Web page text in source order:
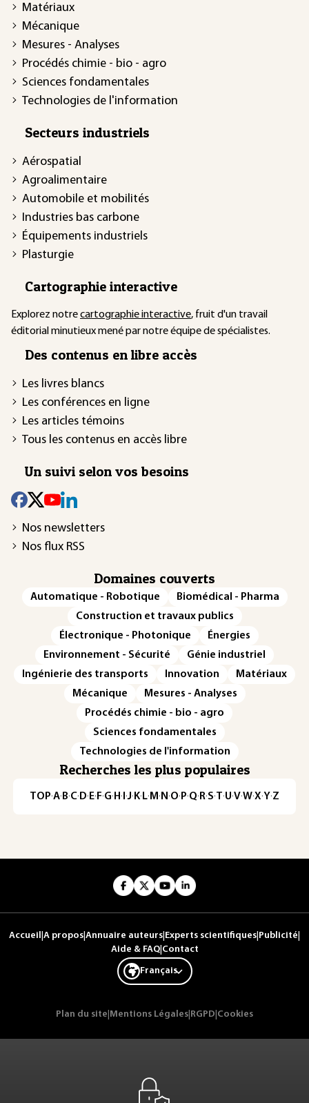
Matériaux
Mécanique
Mesures - Analyses
Procédés chimie - bio - agro
Sciences fondamentales
Technologies de l'information
Secteurs industriels
Aérospatial
Agroalimentaire
Automobile et mobilités
Industries bas carbone
Équipements industriels
Plasturgie
Cartographie interactive
Explorez notrecartographie interactive, fruit d'un travail
éditorial minutieux mené par notre équipe de spécialistes.
Des contenus en libre accès
Les livres blancs
Les conférences en ligne
Les articles témoins
Tous les contenus en accès libre
Un suivi selon vos besoins
Nos newsletters
Nos flux RSS
Domaines couverts
Automatique - Robotique
Biomédical - Pharma
Construction et travaux publics
Électronique - Photonique
Énergies
Environnement - Sécurité
Génie industriel
Ingénierie des transports
Innovation
Matériaux
Mécanique
Mesures - Analyses
Procédés chimie - bio - agro
Sciences fondamentales
Technologies de l'information
Recherches les plus populaires
TOP·A·B·C· D· E· F·G· H · ·J· K· L· M · N ·O· P·Q· R·S·T·U·V·W·X·Y·Z
Accueil A propos Annuaire auteurs Experts scientifiques Publicité
Aide & FAQ| Contact
Français
Plan du site Mentions Légales RGPD Cookies